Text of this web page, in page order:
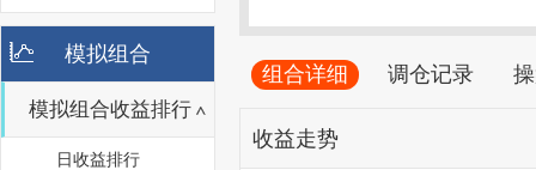
模拟组合
模拟组合收益排行
日收益排行
组合详细 调仓记录
收益走势